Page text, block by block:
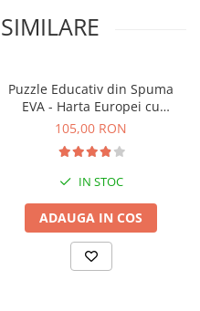
Puzzle Educativ din Spuma
EVA - Harta Europei cu
Steaguri si Capitale,
105,00 RON
IN STOC
ADAUGA IN COS